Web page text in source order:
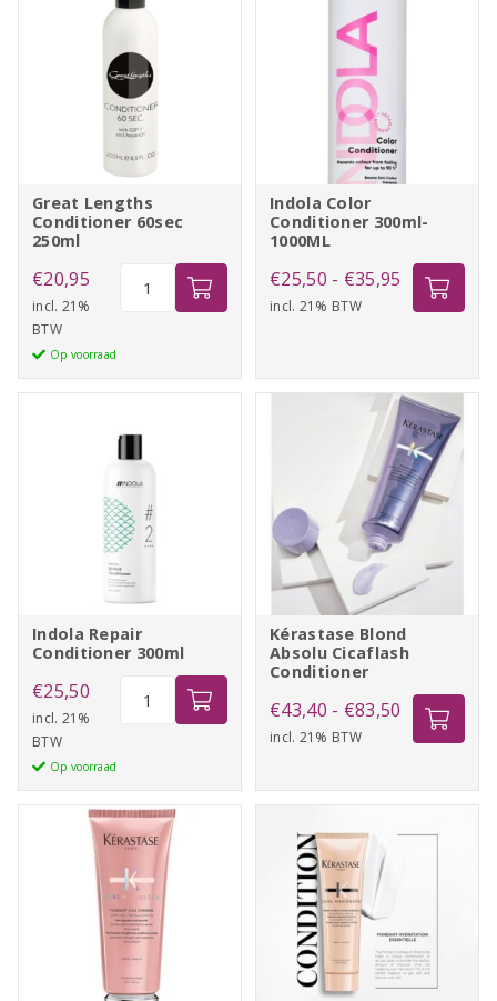
aantal
Great Lengths
Conditioner 60sec
250ml
€20,95
incl. 21%
BTW
Op voorraad
Lengths
250ml
Indola Color
Conditioner 300ml-
1000ML
€25,50 - €35,95 Prijsklasse:
€25,50
incl. 21% BTW
Indola Repair
Conditioner 300ml
€25,50
incl. 21%
BTW
Op voorraad
aantal
Kérastase Blond
Absolu Cicaflash
Conditioner
€43,40 - €83,50 Prijsklasse:
€43,40
€83,50
incl. 21% BTW